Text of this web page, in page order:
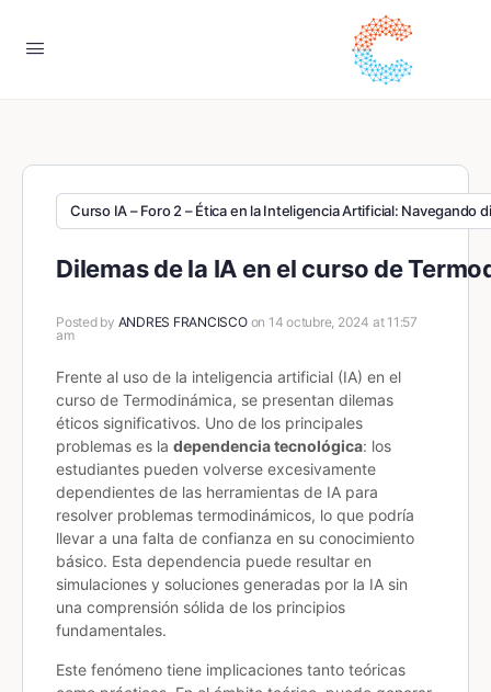
Curso IA – Foro 2 – Ética en la Inteligencia Artificial: Navegando
Dilemas de la IA en el curso de
Posted by ANDRES FRANCISCO on 14 octubre, 2024 at 11:57
am
Frente al uso de la inteligencia artificial (IA) en el
curso de Termodinámica, se presentan dilemas
éticos significativos. Uno de los principales
problemas es la dependencia tecnológica: los
estudiantes pueden volverse excesivamente
dependientes de las herramientas de IA para
resolver problemas termodinámicos, lo que podría
llevar a una falta de confianza en su conocimiento
básico. Esta dependencia puede resultar en
simulaciones y soluciones generadas por la IA sin
una comprensión sólida de los principios
fundamentales.
Este fenómeno tiene implicaciones tanto teóricas